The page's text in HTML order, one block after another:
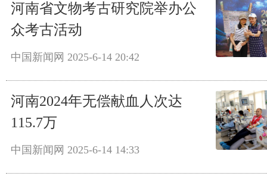
河南省文物考古研究院举办公
众考古活动
中国新闻网 2025-6-14 20:42
河南2024年无偿献血人次达
115.7万
中国新闻网 2025-6-14 14:33